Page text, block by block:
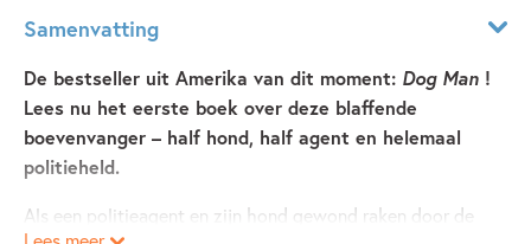
Samenvatting
De bestseller uit Amerika van dit moment: Dog Man !
Lees nu het eerste boek over deze blaffende
boevenvanger – half hond, half agent en helemaal
politieheld.
Als een politieagent en zijn hond gewond raken door de